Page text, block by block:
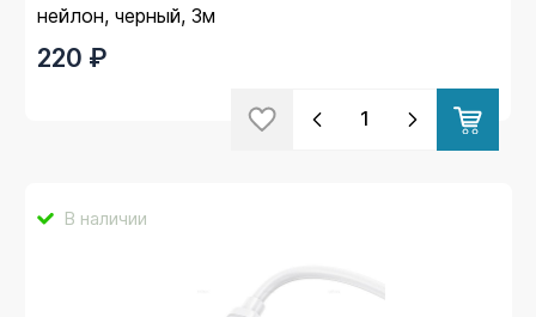
нейлон, черный, 3м
220 ₽
В наличии